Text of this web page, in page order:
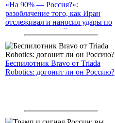
«На 90% — Россия?»:
разоблачение того, как Иран
отслеживал и наносил удары по
американским войскам
Беспилотник Bravo от Triada
Robotics: догонит ли он Россию?